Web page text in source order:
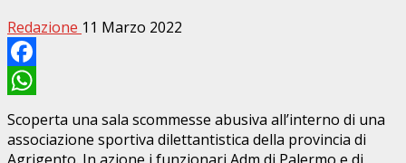
Redazione 11 Marzo 2022
Facebook
WhatsApp
Scoperta una sala scommesse abusiva all’interno di una
associazione sportiva dilettantistica della provincia di